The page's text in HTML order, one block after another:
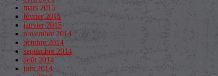
mars 2015
février 2015
janvier 2015
novembre 2014
octobre 2014
septembre 2014
août 2014
juin 2014